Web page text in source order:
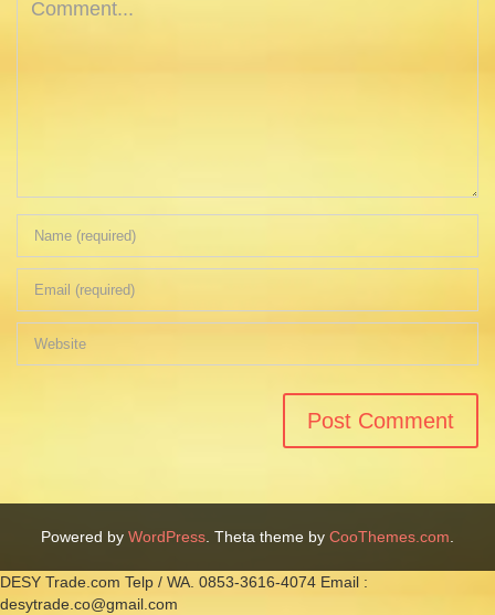
Powered by WordPress. Theta theme by CooThemes.com.
DESY Trade.com Telp / WA. 0853-3616-4074 Email :
desytrade.co@gmail.com